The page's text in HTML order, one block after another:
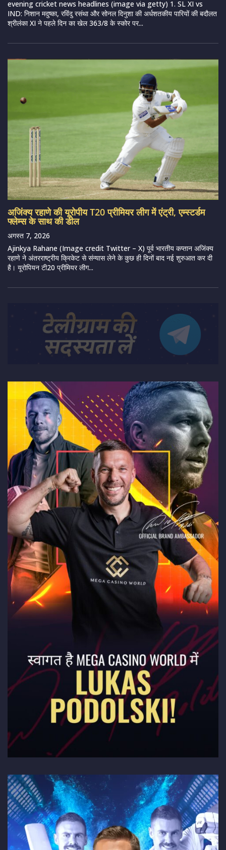
evening cricket news headlines (image via getty) 1. SL XI vs
IND: निशान मदुष्का, रविंदु रसंथा और सोनल दिनुशा की अर्धशतकीय पारियों की बदौलत
श्रीलंका XI ने पहले दिन का खेल 363/8 के स्कोर पर...
अजिंक्य रहाणे की यूरोपीय T20 प्रीमियर लीग में एंट्री, एम्स्टर्डम
फ्लेम्स के साथ की डील
अगस्त 7, 2026
Ajinkya Rahane (Image credit Twitter – X) पूर्व भारतीय कप्तान अजिंक्य
रहाणे ने अंतरराष्ट्रीय क्रिकेट से संन्यास लेने के कुछ ही दिनों बाद नई शुरुआत कर दी
है। यूरोपियन टी20 प्रीमियर लीग...